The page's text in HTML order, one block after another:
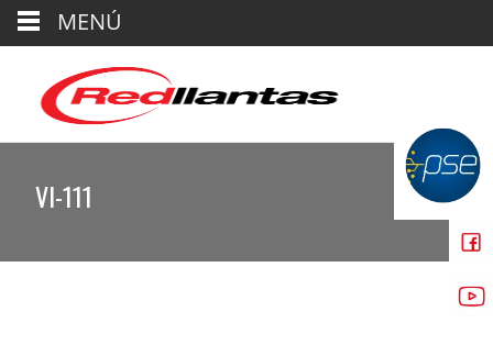
VI-111
MENÚ